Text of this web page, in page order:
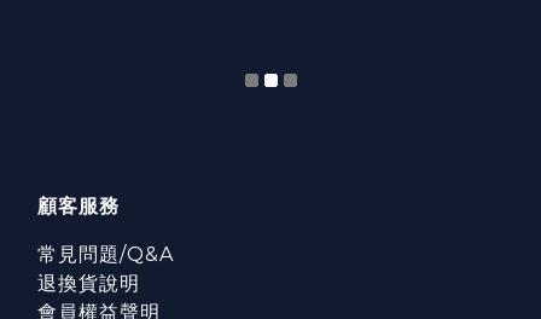
顧客服務
常見問題/Q&A
退換貨說明
會員權益聲明